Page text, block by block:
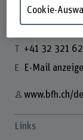
+41 32 321
E-Mail
www.bfh.ch/
Links
Cookie-